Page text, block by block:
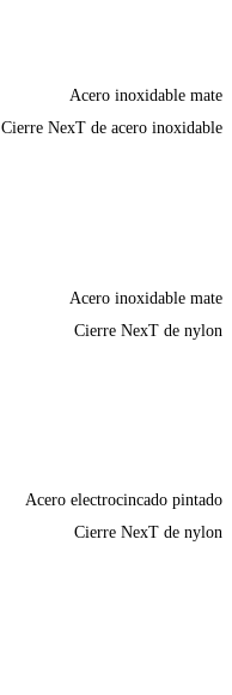
Acero inoxidable mate
Cierre NexT de acero inoxidable
Acero inoxidable mate
Cierre NexT de nylon
Acero electrocincado pintado
Cierre NexT de nylon